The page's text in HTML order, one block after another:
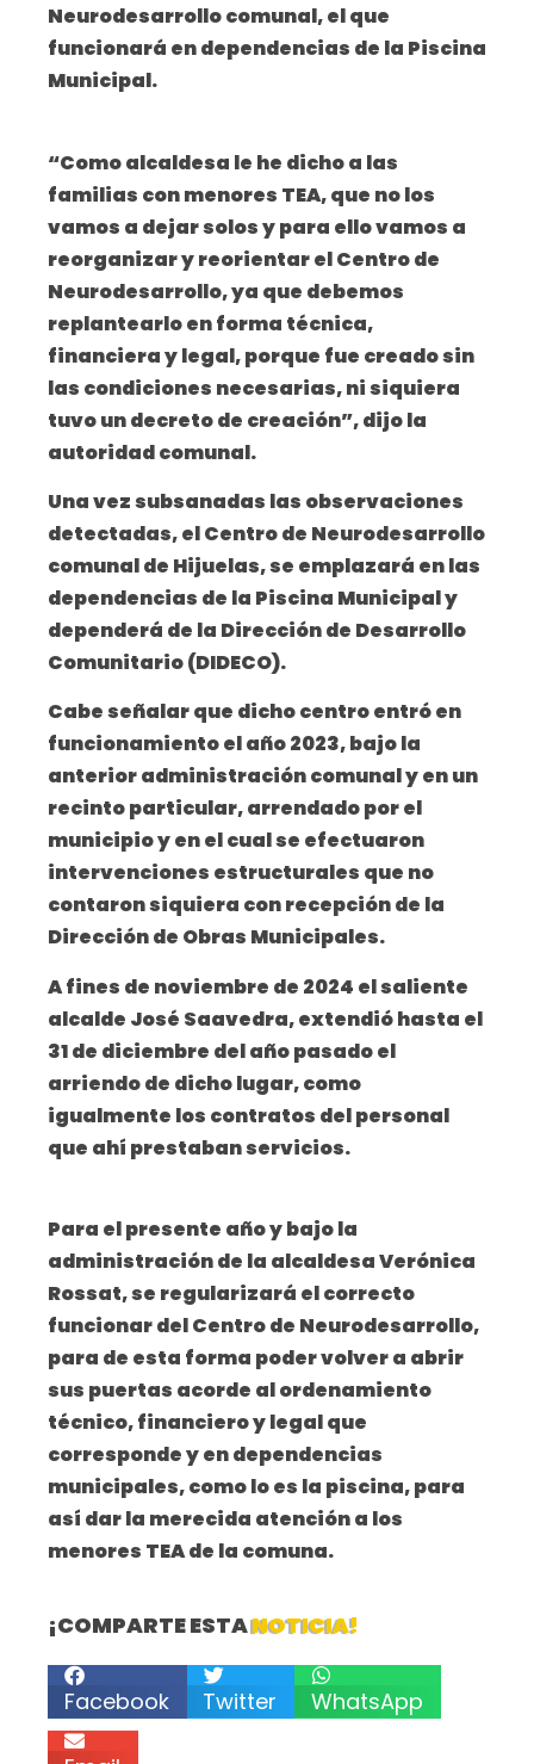
Neurodesarrollo comunal, el que
funcionará en dependencias de la Piscina
Municipal.
“Como alcaldesa le he dicho a las
familias con menores TEA, que no los
vamos a dejar solos y para ello vamos a
reorganizar y reorientar el Centro de
Neurodesarrollo, ya que debemos
replantearlo en forma técnica,
financiera y legal, porque fue creado sin
las condiciones necesarias, ni siquiera
tuvo un decreto de creación”, dijo la
autoridad comunal.
Una vez subsanadas las observaciones
detectadas, el Centro de Neurodesarrollo
comunal de Hijuelas, se emplazará en las
dependencias de la Piscina Municipal y
dependerá de la Dirección de Desarrollo
Comunitario (DIDECO).
Cabe señalar que dicho centro entró en
funcionamiento el año 2023, bajo la
anterior administración comunal y en un
recinto particular, arrendado por el
municipio y en el cual se efectuaron
intervenciones estructurales que no
contaron siquiera con recepción de la
Dirección de Obras Municipales.
A fines de noviembre de 2024 el saliente
alcalde José Saavedra, extendió hasta el
31 de diciembre del año pasado el
arriendo de dicho lugar, como
igualmente los contratos del personal
que ahí prestaban servicios.
Para el presente año y bajo la
administración de la alcaldesa Verónica
Rossat, se regularizará el correcto
funcionar del Centro de Neurodesarrollo,
para de esta forma poder volver a abrir
sus puertas acorde al ordenamiento
técnico, financiero y legal que
corresponde y en dependencias
municipales, como lo es la piscina, para
así dar la merecida atención a los
menores TEA de la comuna.
¡COMPARTE ESTANOTICIA!
Facebook Twitter WhatsApp